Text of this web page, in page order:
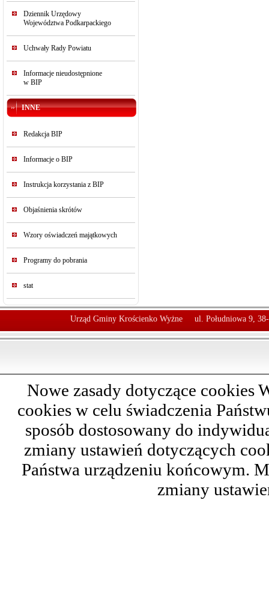
Dziennik Urzędowy
Województwa Podkarpackiego
Uchwały Rady Powiatu
Informacje nieudostępnione
w BIP
INNE
Redakcja BIP
Informacje o BIP
Instrukcja korzystania z BIP
Objaśnienia skrótów
Wzory oświadczeń majątkowych
Programy do pobrania
stat
Urząd Gminy Krościenko Wyżne ul. Południowa 9,
Nowe zasady dotyczące cookies
cookies w celu świadczenia
sposób dostosowany do
zmiany ustawień dotyczących
Państwa urządzeniu końcowym.
zmiany